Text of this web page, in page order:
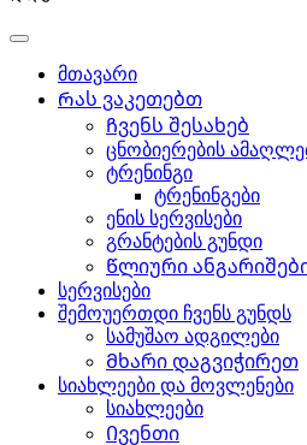
მთავარი
Რას ვაკეთებთ
Ჩვენს შესახებ
ცნობიერების
ტრენინგი
ტრენინგები
ენის სერვისები
გრანტების გუნდი
Წლიური
სერვისები
შემოუერთდი ჩვენს გუნდს
სამუშაო ადგილები
Მხარი დაგვიჭირეთ
სიახლეები და მოვლენები
სიახლეები
Ივენთი